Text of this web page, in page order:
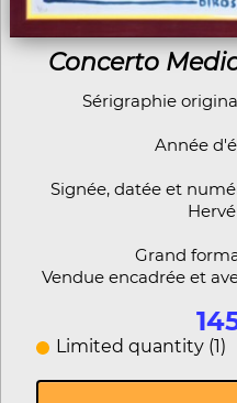
Concerto
Sérigraphie
Année
Signée, datée et
Grand
Vendue encadrée et
Limited quantity (1)